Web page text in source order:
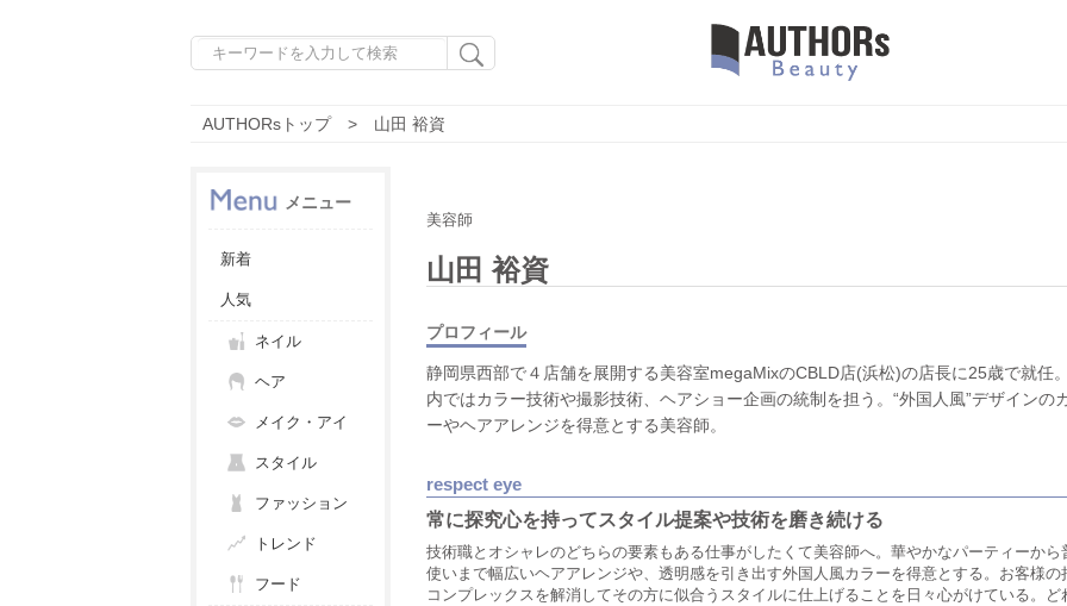
AUTHORsトップ 山田 裕資
メニュー
新着
人気
ネイル
ヘア
メイク・アイ
スタイル
ファッション
トレンド
フード
美容師
山田 裕資
プロフィール
静岡県西部で４店舗を展開する美容室megaMixのCBLD店(浜松)の店長に25歳で就任
内ではカラー技術や撮影技術、ヘアショー企画の統制を担う。“外国人風”デザインの
ーやヘアアレンジを得意とする美容師。
respect eye
常に探究心を持ってスタイル提案や技術を磨き続ける
技術職とオシャレのどちらの要素もある仕事がしたくて美容師へ。華やかなパーティーから
使いまで幅広いヘアアレンジや、透明感を引き出す外国人風カラーを得意とする。お客様の
コンプレックスを解消してその方に似合うスタイルに仕上げることを日々心がけている。ど